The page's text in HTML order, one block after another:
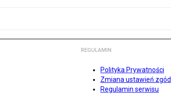
REGULAMIN
Polityka Prywatności
Zmiana ustawień zgód
Regulamin serwisu